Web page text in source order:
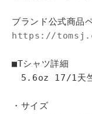
ブランド公式商品
https://
■Tシャツ詳細
5.6oz 17/1天
・サイズ